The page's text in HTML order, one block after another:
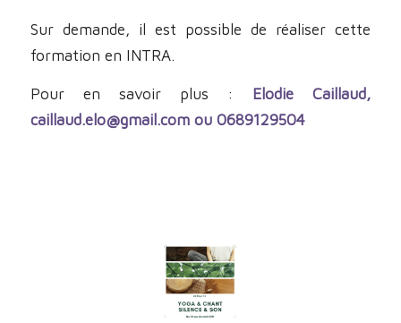
Sur demande, il est possible de réaliser cette
formation en INTRA.
Pour en savoir plus : Elodie Caillaud,
caillaud.elo@gmail.com ou 0689129504